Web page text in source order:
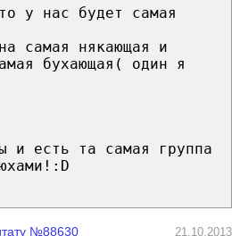
у нас будет самая
самая някающая и
бухающая( один я
и есть та самая группа
№88630 21.10.2013